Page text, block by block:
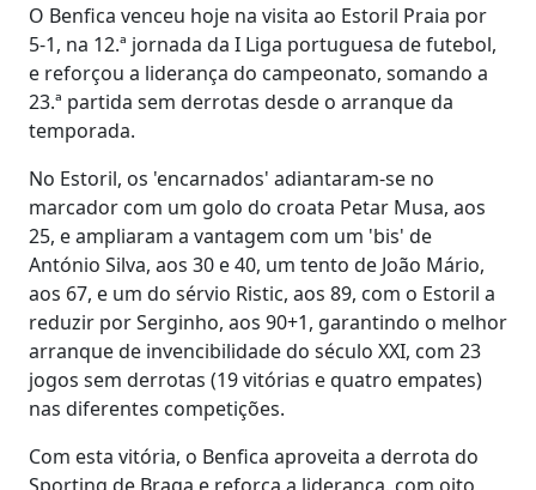
O Benfica venceu hoje na visita ao Estoril Praia por
5-1, na 12.ª jornada da I Liga portuguesa de futebol,
e reforçou a liderança do campeonato, somando a
23.ª partida sem derrotas desde o arranque da
temporada.
No Estoril, os 'encarnados' adiantaram-se no
marcador com um golo do croata Petar Musa, aos
25, e ampliaram a vantagem com um 'bis' de
António Silva, aos 30 e 40, um tento de João Mário,
aos 67, e um do sérvio Ristic, aos 89, com o Estoril a
reduzir por Serginho, aos 90+1, garantindo o melhor
arranque de invencibilidade do século XXI, com 23
jogos sem derrotas (19 vitórias e quatro empates)
nas diferentes competições.
Com esta vitória, o Benfica aproveita a derrota do